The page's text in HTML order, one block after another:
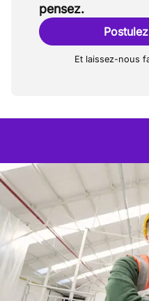
pensez.
Et laissez-nous